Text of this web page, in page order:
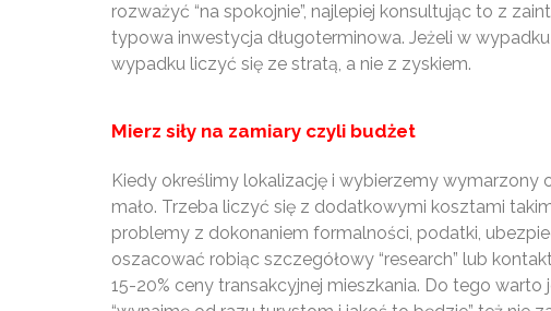
rozważyć “na spokojnie”, najlepiej konsultując to z
typowa inwestycja długoterminowa. Jeżeli w
wypadku liczyć się ze stratą, a nie z zyskiem.
Mierz siły na zamiary czyli budżet
Kiedy określimy lokalizację i wybierzemy wymarzony
mało. Trzeba liczyć się z dodatkowymi kosztami
problemy z dokonaniem formalności, podatki,
oszacować robiąc szczegółowy “research” lub
15-20% ceny transakcyjnej mieszkania. Do tego